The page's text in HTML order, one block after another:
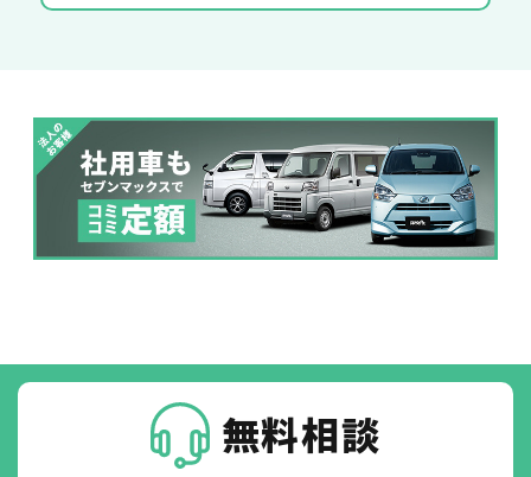
無料相談